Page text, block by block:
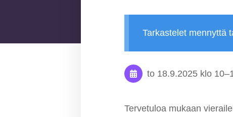
Tarkastelet mennyttä
to 18.9.2025 klo 10–
Tervetuloa mukaan